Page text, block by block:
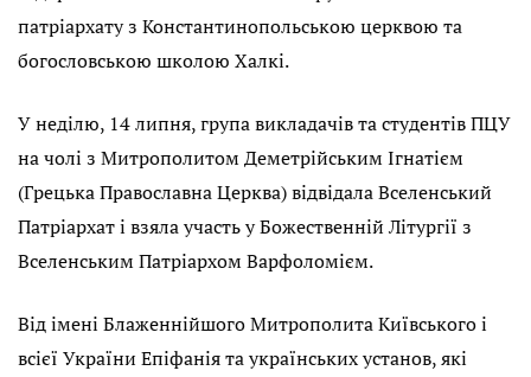
патріархату з Константинопольською церквою та
богословською школою Халкі.
У неділю, 14 липня, група викладачів та студентів ПЦУ
на чолі з Митрополитом Деметрійським Ігнатієм
(Грецька Православна Церква) відвідала Вселенський
Патріархат і взяла участь у Божественній Літургії з
Вселенським Патріархом Варфоломієм.
Від імені Блаженнійшого Митрополита Київського і
всієї України Епіфанія та українських установ, які